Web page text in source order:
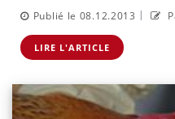
Publié le 08.12.2013 |
LIRE L'ARTICLE